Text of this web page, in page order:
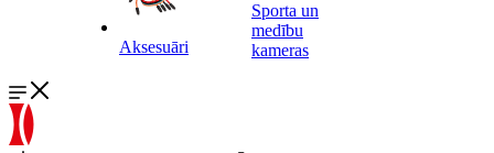
Aksesuāri
Sporta un
medību
kameras